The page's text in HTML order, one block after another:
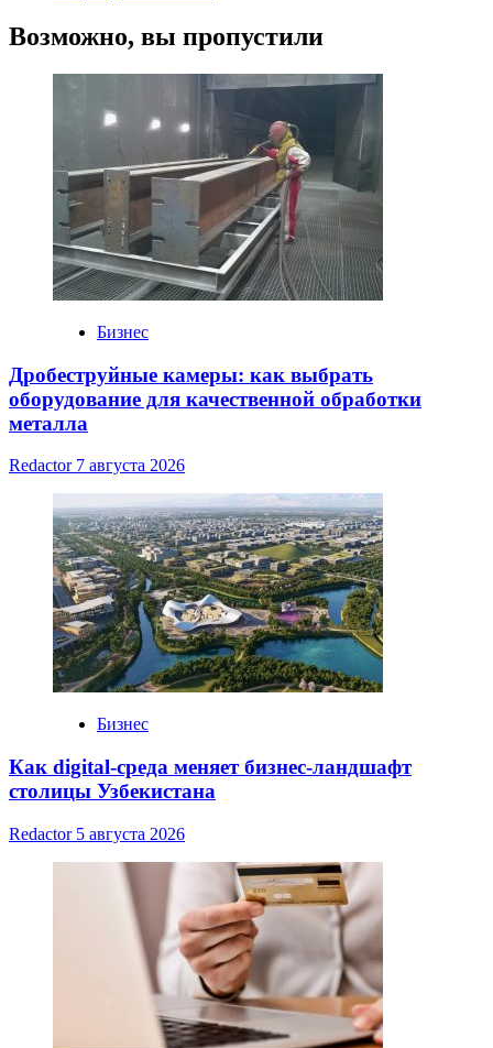
Возможно, вы пропустили
Бизнес
Дробеструйные камеры: как выбрать
оборудование для качественной обработки
металла
Redactor 7 августа 2026
Бизнес
Как digital-среда меняет бизнес-ландшафт
столицы Узбекистана
Redactor 5 августа 2026